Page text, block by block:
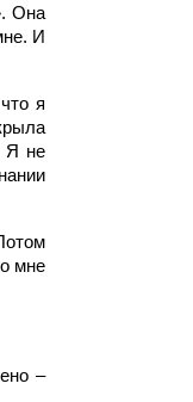
Она
И
я
Я не
мне
–